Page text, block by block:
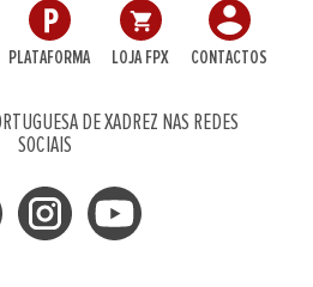
PLATAFORMA LOJA FPX CONTACTOS
DE XADREZ NAS REDES
SOCIAIS